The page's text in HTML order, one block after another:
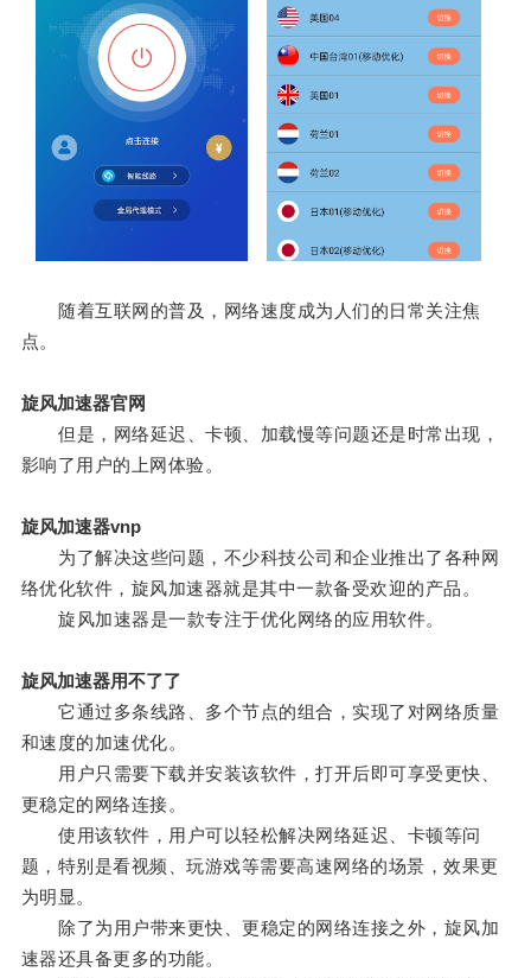
随着互联网的普及，网络速度成为人们的日常关注焦
点。
旋风加速器官网
但是，网络延迟、卡顿、加载慢等问题还是时常出现，
影响了用户的上网体验。
旋风加速器vnp
为了解决这些问题，不少科技公司和企业推出了各种网
络优化软件，旋风加速器就是其中一款备受欢迎的产品。
旋风加速器是一款专注于优化网络的应用软件。
旋风加速器用不了了
它通过多条线路、多个节点的组合，实现了对网络质量
和速度的加速优化。
用户只需要下载并安装该软件，打开后即可享受更快、
更稳定的网络连接。
使用该软件，用户可以轻松解决网络延迟、卡顿等问
题，特别是看视频、玩游戏等需要高速网络的场景，效果更
为明显。
除了为用户带来更快、更稳定的网络连接之外，旋风加
速器还具备更多的功能。